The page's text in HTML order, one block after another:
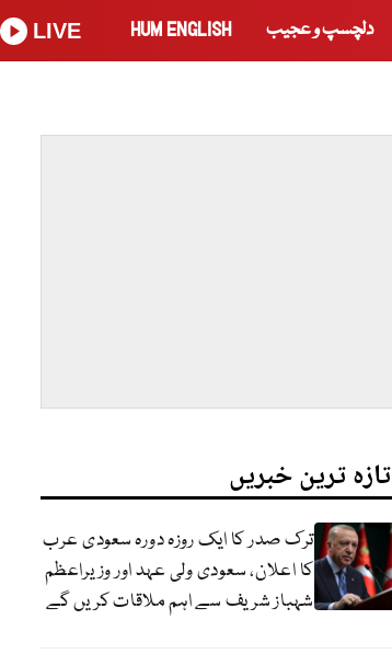
دلچسپ و عجیب HUM ENGLISH
LIVE
تازہ ترین خبریں
ترک صدر کا ایک روزہ دورہ سعودی عرب
کا اعلان، سعودی ولی عہد اور وزیراعظم
شہباز شریف سے اہم ملاقات کریں گے